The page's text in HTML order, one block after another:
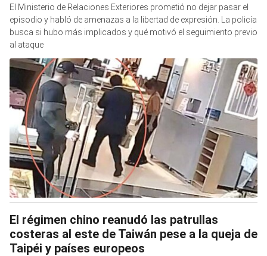
El Ministerio de Relaciones Exteriores prometió no dejar pasar el
episodio y habló de amenazas a la libertad de expresión. La policía
busca si hubo más implicados y qué motivó el seguimiento previo
al ataque
El régimen chino reanudó las patrullas
costeras al este de Taiwán pese a la queja de
Taipéi y países europeos